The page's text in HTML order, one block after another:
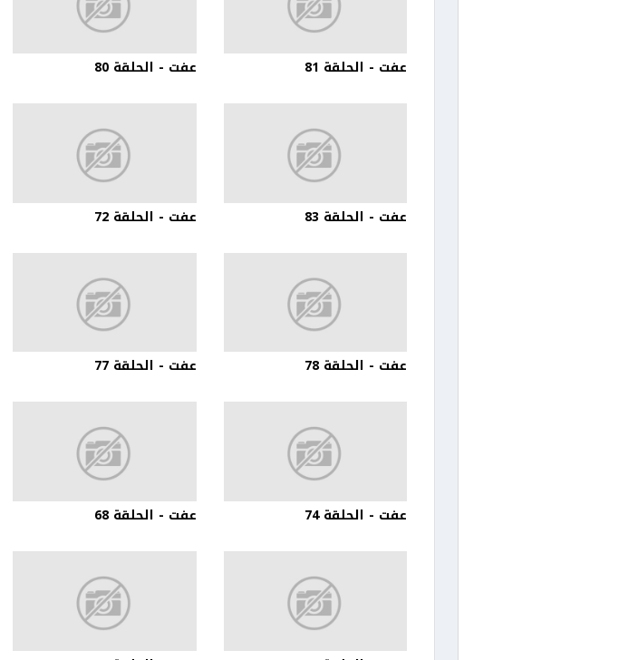
عفت - الحلقة 81 عفت - الحلقة 80
عفت - الحلقة 83 عفت - الحلقة 72
عفت - الحلقة 78 عفت - الحلقة 77
عفت - الحلقة 74 عفت - الحلقة 68